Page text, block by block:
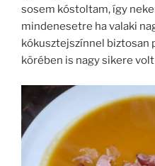
sosem kóstoltam, így
mindenesetre ha valaki
kókusztejszínnel biztosan
körében is nagy sikere